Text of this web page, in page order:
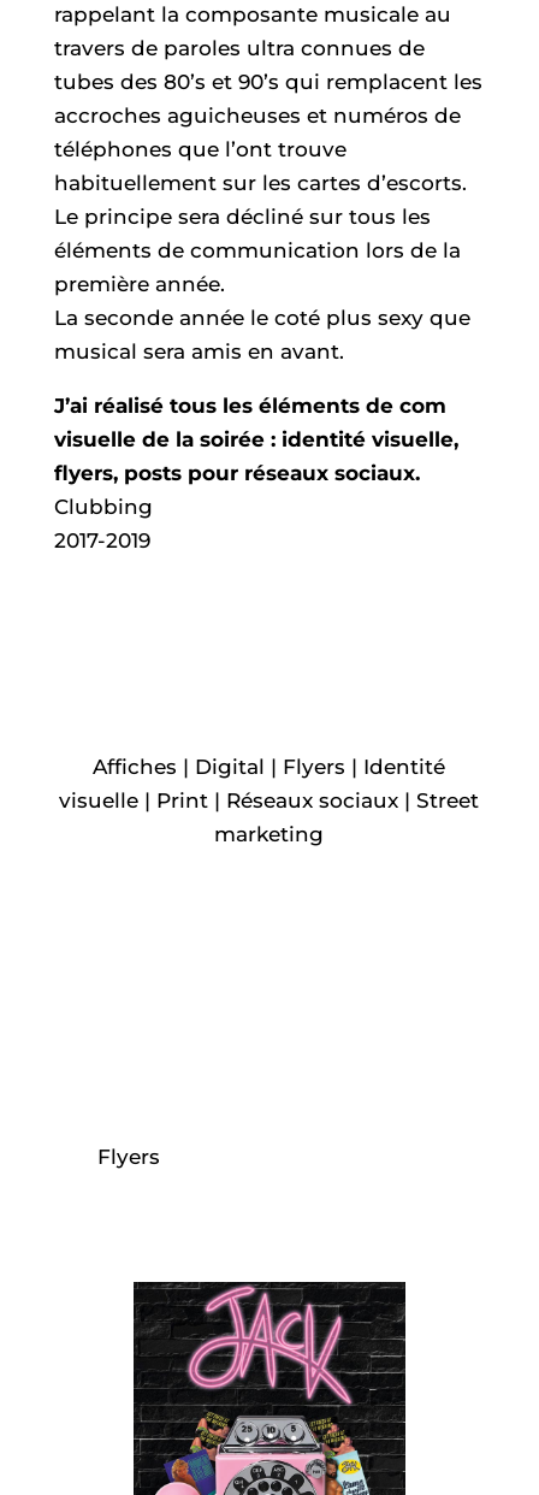
rappelant la composante musicale au
travers de paroles ultra connues de
tubes des 80’s et 90’s qui remplacent les
accroches aguicheuses et numéros de
téléphones que l’ont trouve
habituellement sur les cartes d’escorts.
Le principe sera décliné sur tous les
éléments de communication lors de la
première année.
La seconde année le coté plus sexy que
musical sera amis en avant.
J’ai réalisé tous les éléments de com
visuelle de la soirée : identité visuelle,
flyers, posts pour réseaux sociaux.
Clubbing
2017-2019
Affiches | Digital | Flyers | Identité
visuelle | Print | Réseaux sociaux | Street
marketing
Flyers